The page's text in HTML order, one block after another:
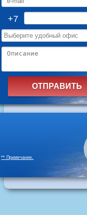
+7
** Примечание.